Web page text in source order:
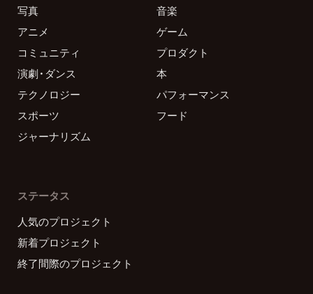
写真
音楽
アニメ
ゲーム
コミュニティ
プロダクト
演劇・ダンス
本
テクノロジー
パフォーマンス
スポーツ
フード
ジャーナリズム
ステータス
人気のプロジェクト
新着プロジェクト
終了間際のプロジェクト